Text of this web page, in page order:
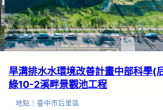
旱溝排水水環境改善計畫中部科學(
綠10-2溪畔景觀池工程
地點｜臺中市后里區